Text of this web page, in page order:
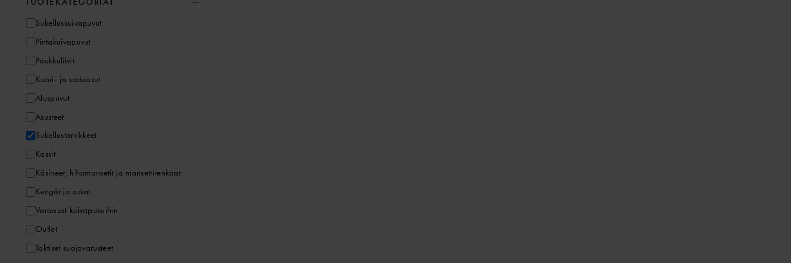
Sukelluskuivapuvut
Pintakuivapuvut
Paukkuliivit
Kuori- ja sadeasut
Aluspuvut
Asusteet
Sukellustarvikkeet
Kassit
Käsineet, hihamansetit ja mansettirenkaat
Kengät ja sukat
Varaosat kuivapukuihin
Outlet
Taktiset suojavarusteet